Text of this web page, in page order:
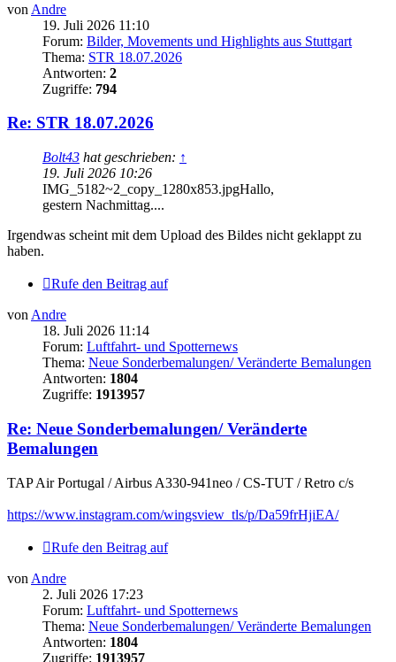
von Andre
19. Juli 2026 11:10
Forum: Bilder, Movements und Highlights aus Stuttgart
Thema: STR 18.07.2026
Antworten: 2
Zugriffe: 794
Re: STR 18.07.2026
Bolt43 hat geschrieben: ↑
19. Juli 2026 10:26
IMG_5182~2_copy_1280x853.jpgHallo,
gestern Nachmittag....
Irgendwas scheint mit dem Upload des Bildes nicht geklappt zu
haben.
Rufe den Beitrag auf
von Andre
18. Juli 2026 11:14
Forum: Luftfahrt- und Spotternews
Thema: Neue Sonderbemalungen/ Veränderte Bemalungen
Antworten: 1804
Zugriffe: 1913957
Re: Neue Sonderbemalungen/ Veränderte
Bemalungen
TAP Air Portugal / Airbus A330-941neo / CS-TUT / Retro c/s
https://www.instagram.com/wingsview_tls/p/Da59frHjiEA/
Rufe den Beitrag auf
von Andre
2. Juli 2026 17:23
Forum: Luftfahrt- und Spotternews
Thema: Neue Sonderbemalungen/ Veränderte Bemalungen
Antworten: 1804
Zugriffe: 1913957